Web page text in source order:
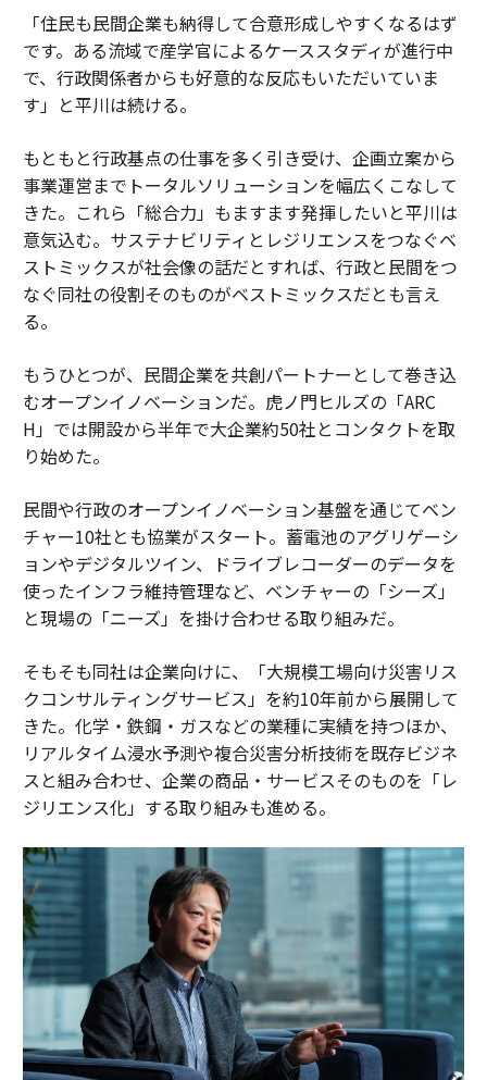
「住民も民間企業も納得して合意形成しやすくなるはず
です。ある流域で産学官によるケーススタディが進行中
で、行政関係者からも好意的な反応もいただいていま
す」と平川は続ける。
もともと行政基点の仕事を多く引き受け、企画立案から
事業運営までトータルソリューションを幅広くこなして
きた。これら「総合力」もますます発揮したいと平川は
意気込む。サステナビリティとレジリエンスをつなぐベ
ストミックスが社会像の話だとすれば、行政と民間をつ
なぐ同社の役割そのものがベストミックスだとも言え
る。
もうひとつが、民間企業を共創パートナーとして巻き込
むオープンイノベーションだ。虎ノ門ヒルズの「ARC
H」では開設から半年で大企業約50社とコンタクトを取
り始めた。
民間や行政のオープンイノベーション基盤を通じてベン
チャー10社とも協業がスタート。蓄電池のアグリゲーシ
ョンやデジタルツイン、ドライブレコーダーのデータを
使ったインフラ維持管理など、ベンチャーの「シーズ」
と現場の「ニーズ」を掛け合わせる取り組みだ。
そもそも同社は企業向けに、「大規模工場向け災害リス
クコンサルティングサービス」を約10年前から展開して
きた。化学・鉄鋼・ガスなどの業種に実績を持つほか、
リアルタイム浸水予測や複合災害分析技術を既存ビジネ
スと組み合わせ、企業の商品・サービスそのものを「レ
ジリエンス化」する取り組みも進める。